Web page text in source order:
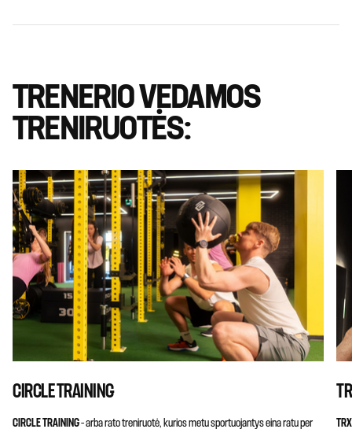
TRENERIO VEDAMOS
TRENIRUOTĖS:
CIRCLE TRAINING
CIRCLE TRAINING– arba rato treniruotė, kurios metu sportuojantys eina ratu per TRX